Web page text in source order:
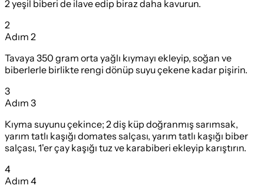
2 yeşil biberi de ilave edip biraz daha kavurun.
2
Adım 2
Tavaya 350 gram orta yağlı kıymayı ekleyip, soğan ve
biberlerle birlikte rengi dönüp suyu çekene kadar pişirin.
3
Adım 3
Kıyma suyunu çekince; 2 diş küp doğranmış sarımsak,
yarım tatlı kaşığı domates salçası, yarım tatlı kaşığı biber
salçası, 1'er çay kaşığı tuz ve karabiberi ekleyip karıştırın.
4
Adım 4